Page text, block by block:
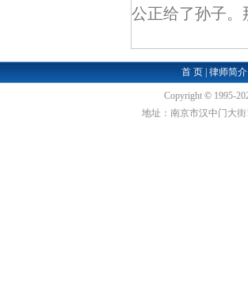
公正给了孙子。
首 页 |律师简介
Copyright © 1995-
地址：南京市汉中门大街